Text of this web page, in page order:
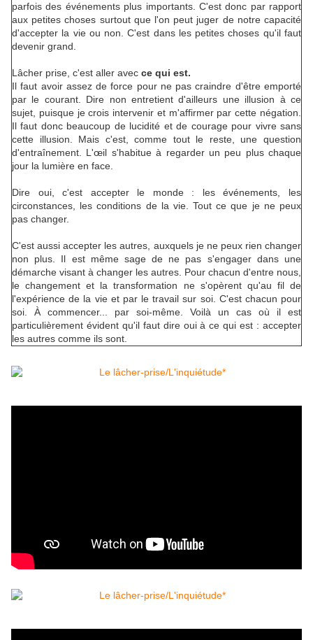
parfois des événements plus importants. C'est donc par rapport
aux petites choses surtout que l'on peut juger de notre capacité
d'accepter la vie ou non. C'est dans les petites choses qu'il faut
devenir grand.
Lâcher prise, c'est aller avec ce qui est.
Il faut avoir assez de force pour ne pas craindre d'être emporté
par le courant. Dire non entretient d'ailleurs une illusion à ce
sujet, puisque je crois intervenir et m'affirmer par cette négation.
Il faut donc beaucoup de lucidité et de courage pour vivre sans
cette illusion. Mais c'est, comme tout le reste, une question
d'entraînement. L'œil s'habitue à regarder un peu plus chaque
jour la lumière en face.
Dire oui, c'est accepter le monde : les événements, les
circonstances, les conditions de la vie. Tout ce que je ne peux
pas changer.
C'est aussi accepter les autres, auxquels je ne peux rien changer
non plus. Il est même sage de ne pas s'engager dans une
démarche visant à changer les autres. Pour chacun d'entre nous,
le changement et la transformation ne s'opèrent qu'au fil de
l'expérience de la vie et par le travail sur soi. C'est chacun pour
soi. À commencer... par soi-même. Voilà un cas où il est
particulièrement évident qu'il faut dire oui à ce qui est : accepter
les autres comme ils sont.